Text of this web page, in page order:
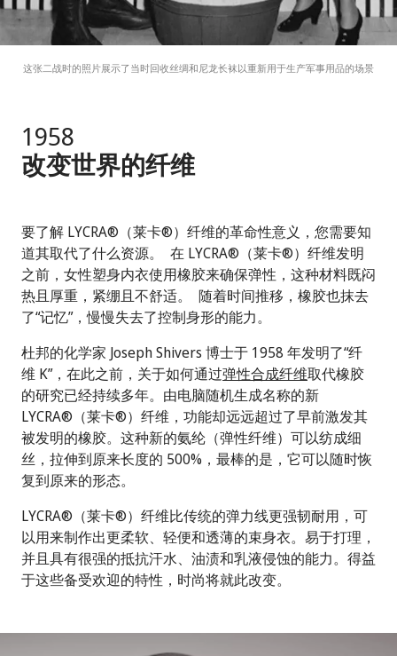
这张二战时的照片展示了当时回收丝绸和尼龙长袜以重新用于生产军事用品的场景
1958
改变世界的纤维
要了解 LYCRA®（莱卡®）纤维的革命性意义，您需要知
道其取代了什么资源。 在 LYCRA®（莱卡®）纤维发明
之前，女性塑身内衣使用橡胶来确保弹性，这种材料既闷
热且厚重，紧绷且不舒适。 随着时间推移，橡胶也抹去
了“记忆”，慢慢失去了控制身形的能力。
杜邦的化学家 Joseph Shivers 博士于 1958 年发明了“纤
维 K”，在此之前，关于如何通过弹性合成纤维取代橡胶
的研究已经持续多年。由电脑随机生成名称的新
LYCRA®（莱卡®）纤维，功能却远远超过了早前激发其
被发明的橡胶。这种新的氨纶（弹性纤维）可以纺成细
丝，拉伸到原来长度的 500%，最棒的是，它可以随时恢
复到原来的形态。
LYCRA®（莱卡®）纤维比传统的弹力线更强韧耐用，可
以用来制作出更柔软、轻便和透薄的束身衣。易于打理，
并且具有很强的抵抗汗水、油渍和乳液侵蚀的能力。得益
于这些备受欢迎的特性，时尚将就此改变。